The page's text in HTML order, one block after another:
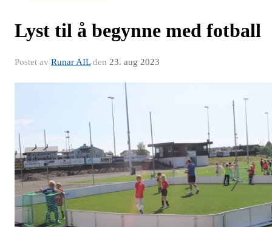
Lyst til å begynne med fotball
Postet av Runar AILden 23. aug 2023